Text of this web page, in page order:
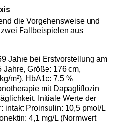
die Vorgehensweise und
Fallbeispielen aus
Jahre bei Erstvorstellung am
Jahre, Größe: 176 cm,
m²). HbA1c: 7,5 %
mit Dapagliflozin
Initiale Werte der
intakt Proinsulin: 10,5 pmol/L
4,1 mg/L (Normwert